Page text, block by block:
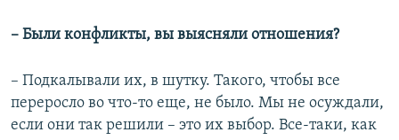
– Были конфликты, вы выясняли отношения?
– Подкалывали их, в шутку. Такого, чтобы все
переросло во что-то еще, не было. Мы не осуждали,
если они так решили – это их выбор. Все-таки, как